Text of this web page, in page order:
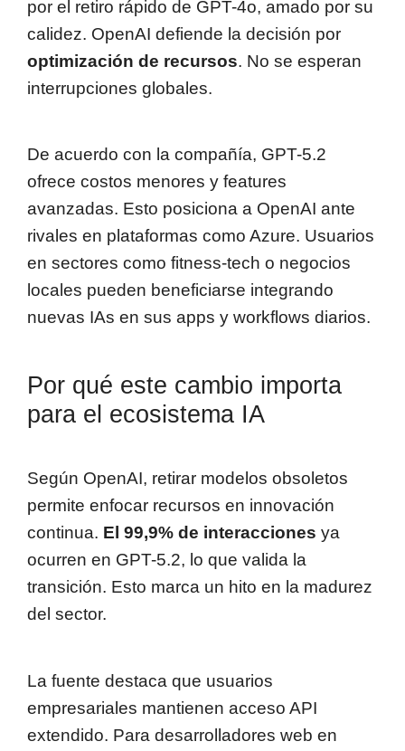
por el retiro rápido de GPT-4o, amado por su
calidez. OpenAI defiende la decisión por
optimización de recursos. No se esperan
interrupciones globales.
De acuerdo con la compañía, GPT-5.2
ofrece costos menores y features
avanzadas. Esto posiciona a OpenAI ante
rivales en plataformas como Azure. Usuarios
en sectores como fitness-tech o negocios
locales pueden beneficiarse integrando
nuevas IAs en sus apps y workflows diarios.
Por qué este cambio importa
para el ecosistema IA
Según OpenAI, retirar modelos obsoletos
permite enfocar recursos en innovación
continua. El 99,9% de interacciones ya
ocurren en GPT-5.2, lo que valida la
transición. Esto marca un hito en la madurez
del sector.
La fuente destaca que usuarios
empresariales mantienen acceso API
extendido. Para desarrolladores web en